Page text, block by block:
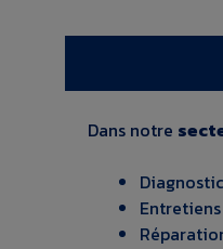
Dans notre